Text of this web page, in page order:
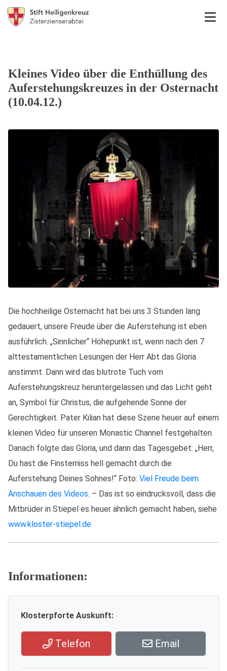
Kleines Video über die Enthüllung des
Auferstehungskreuzes in der Osternacht
(10.04.12.)
Die hochheilige Osternacht hat bei uns 3 Stunden lang
gedauert, unsere Freude über die Auferstehung ist eben
ausführlich. „Sinnlicher“ Höhepunkt ist, wenn nach den 7
alttestamentlichen Lesungen der Herr Abt das Gloria
anstimmt. Dann wird das blutrote Tuch vom
Auferstehungskreuz heruntergelassen und das Licht geht
an, Symbol für Christus, die aufgehende Sonne der
Gerechtigkeit. Pater Kilian hat diese Szene heuer auf einem
kleinen Video für unseren Monastic Channel festgehalten.
Danach folgte das Gloria, und dann das Tagesgebet: „Herr,
Du hast die Finsterniss hell gemacht durch die
Auferstehung Deines Sohnes!“ Foto: Viel Freude beim
Anschauen des Videos. – Das ist so eindrucksvoll, dass die
Mitbrüder in Stiepel es heuer ähnlich gemacht haben, siehe
www.kloster-stiepel.de
Informationen:
Klosterpforte Auskunft:
Telefon Email